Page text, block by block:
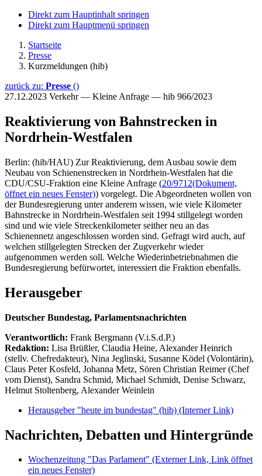
Direkt zum Hauptinhalt springen
Direkt zum Hauptmenü springen
Startseite
Presse
Kurzmeldungen (hib)
zurück zu: Presse ()
27.12.2023 Verkehr — Kleine Anfrage — hib 966/2023
Reaktivierung von Bahnstrecken in
Nordrhein-Westfalen
Berlin: (hib/HAU) Zur Reaktivierung, dem Ausbau sowie dem
Neubau von Schienenstrecken in Nordrhein-Westfalen hat die
CDU/CSU-Fraktion eine Kleine Anfrage (20/9712(Dokument,
öffnet ein neues Fenster)) vorgelegt. Die Abgeordneten wollen von
der Bundesregierung unter anderem wissen, wie viele Kilometer
Bahnstrecke in Nordrhein-Westfalen seit 1994 stillgelegt worden
sind und wie viele Streckenkilometer seither neu an das
Schienennetz angeschlossen worden sind. Gefragt wird auch, auf
welchen stillgelegten Strecken der Zugverkehr wieder
aufgenommen werden soll. Welche Wiederinbetriebnahmen die
Bundesregierung befürwortet, interessiert die Fraktion ebenfalls.
Herausgeber
Deutscher Bundestag, Parlamentsnachrichten
Verantwortlich: Frank Bergmann (V.i.S.d.P.)
Redaktion: Lisa Brüßler, Claudia Heine, Alexander Heinrich
(stellv. Chefredakteur), Nina Jeglinski, Susanne Ködel (Volontärin),
Claus Peter Kosfeld, Johanna Metz, Sören Christian Reimer (Chef
vom Dienst), Sandra Schmid, Michael Schmidt, Denise Schwarz,
Helmut Stoltenberg, Alexander Weinlein
Herausgeber "heute im bundestag" (hib) (Interner Link)
Nachrichten, Debatten und Hintergründe
Wochenzeitung "Das Parlament" (Externer Link, Link öffnet
ein neues Fenster)